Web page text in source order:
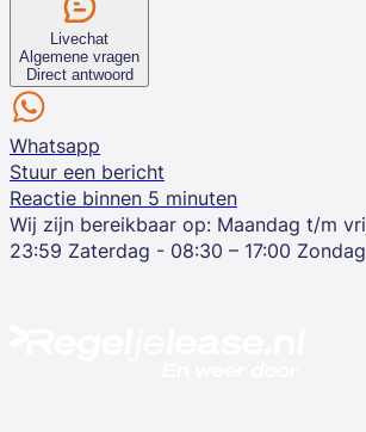
Livechat
Algemene vragen
Direct antwoord
Whatsapp
Stuur een bericht
Reactie binnen 5 minuten
Wij zijn bereikbaar op: Maandag t/m
23:59 Zaterdag - 08:30 – 17:00